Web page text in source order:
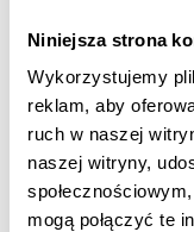
Niniejsza strona
Wykorzystujemy
reklam, aby
ruch w naszej
naszej witryny,
mogą połączyć te
80.00
Głębokość [cm]:
50.00
Wysokość [cm]: